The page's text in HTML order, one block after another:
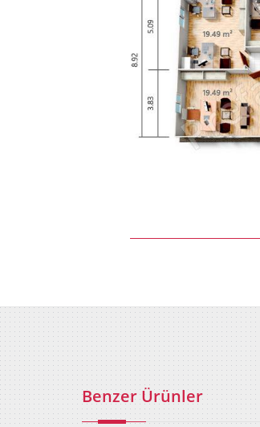
Benzer Ürünler